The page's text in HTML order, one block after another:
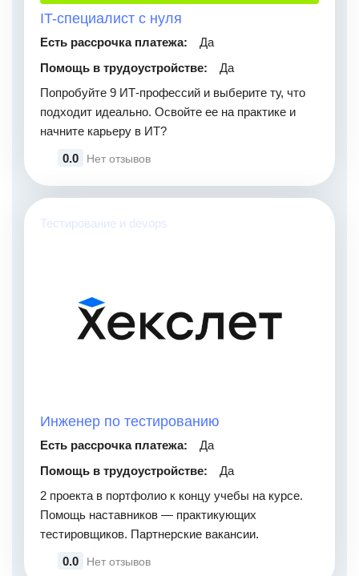
IT-специалист с нуля
Есть рассрочка платежа:
Да
Помощь в трудоустройстве:
Да
Попробуйте 9 ИТ-профессий и выберите ту, что
подходит идеально. Освойте ее на практике и
начните карьеру в ИТ?
0.0
Нет отзывов
Тестирование и devops
Инженер по тестированию
Есть рассрочка платежа:
Да
Помощь в трудоустройстве:
Да
2 проекта в портфолио к концу учебы на курсе.
Помощь наставников — практикующих
тестировщиков. Партнерские вакансии.
0.0
Нет отзывов